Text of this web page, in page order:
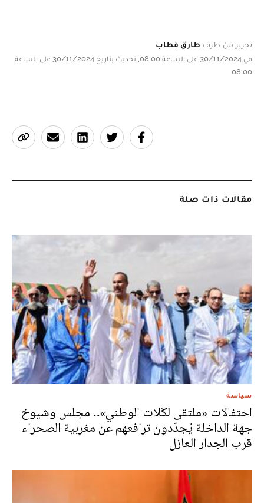
تحرير من طرف طارق قطاب
في 30/11/2024 على الساعة 08:00, تحديث بتاريخ 30/11/2024 على الساعة
08:00
مقالات ذات صلة
سياسة
احتفالات «ملتقى لكَلات الوطني».. مجلس وشيوخ
جهة الداخلة يُجدّدون ترافعهم عن مغربية الصحراء
قرب الجدار العازل